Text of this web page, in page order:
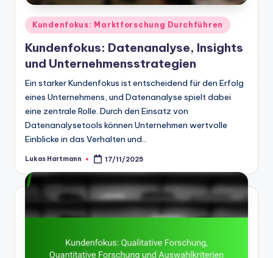
Posted
in
Kundenfokus: Marktforschung Durchführen
Kundenfokus: Datenanalyse, Insights
und Unternehmensstrategien
Ein starker Kundenfokus ist entscheidend für den Erfolg
eines Unternehmens, und Datenanalyse spielt dabei
eine zentrale Rolle. Durch den Einsatz von
Datenanalysetools können Unternehmen wertvolle
Einblicke in das Verhalten und…
Posted
Lukas Hartmann 17/11/2025